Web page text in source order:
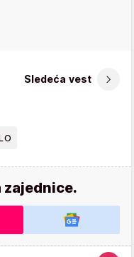
Sledeća vest
zajednice.